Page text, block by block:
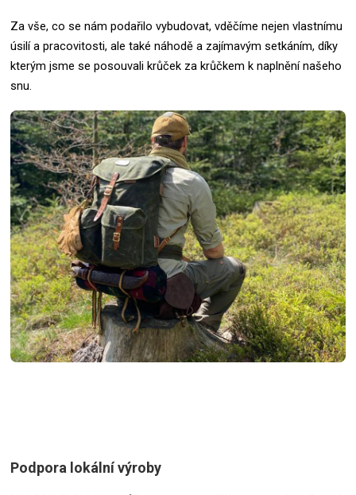
Za vše, co se nám podařilo vybudovat, vděčíme nejen vlastnímu
úsilí a pracovitosti, ale také náhodě a zajímavým setkáním, díky
kterým jsme se posouvali krůček za krůčkem k naplnění našeho
snu.
Podpora lokální výroby